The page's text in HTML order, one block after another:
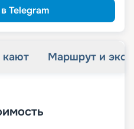
Telegram
Маршрут и